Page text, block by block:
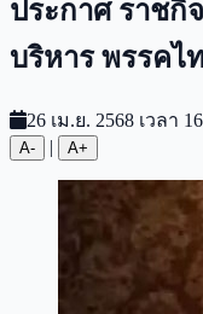
ประกาศ ราชกิ
บริหาร พรรคไ
26 เม.ย. 2568 เวลา
A- | A+